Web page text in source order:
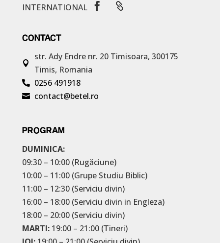
INTERNATIONAL  
CONTACT

str. Ady Endre nr. 20 Timisoara, 300175
Timis, Romania
 0256 491918
 contact@betel.ro
PROGRAM
DUMINICA:
09:30 – 10:00 (Rugăciune)
10:00 – 11:00 (Grupe Studiu Biblic)
11:00 – 12:30 (Serviciu divin)
16:00 – 18:00 (Serviciu divin in Engleza)
18:00 – 20:00 (Serviciu divin)
MARTI: 19:00 – 21:00 (Tineri)